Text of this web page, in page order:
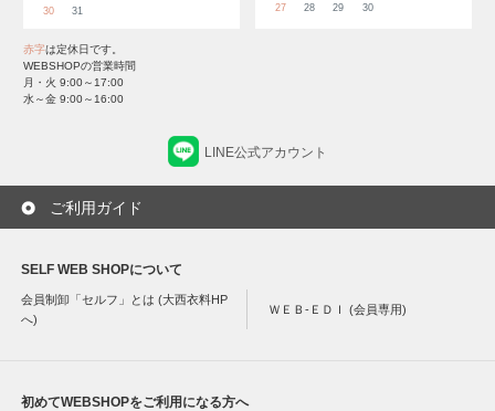
30
31
27
28 29 30
赤字は定休日です。
WEBSHOPの営業時間
月・火 9:00～17:00
水～金 9:00～16:00
LINE公式アカウント
ご利用ガイド
SELF WEB SHOPについて
会員制卸「セルフ」とは (大西衣料HP
へ)
ＷＥＢ-ＥＤＩ (会員専用)
初めてWEBSHOPをご利用になる方へ